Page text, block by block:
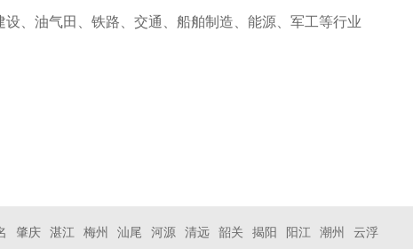
、油气田、铁路、交通、船舶制造、能源、军工等行业
肇庆 湛江 梅州 汕尾 河源 清远 韶关 揭阳 阳江 潮州 云浮